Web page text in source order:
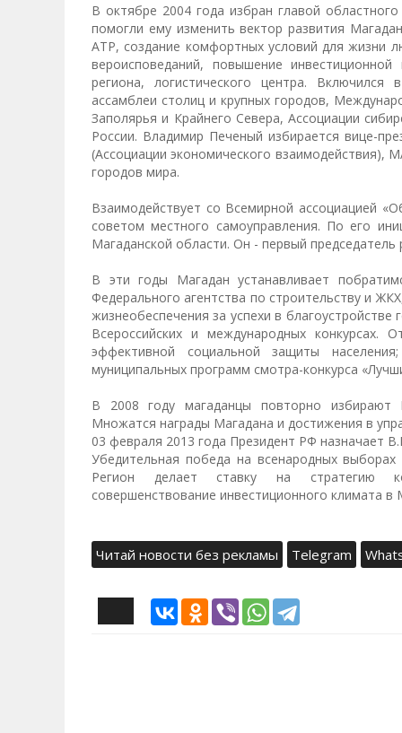
В октябре 2004 года избран главой
помогли ему изменить вектор развития
АТР, создание комфортных условий для жизни
вероисповеданий, повышение
региона, логистического центра.
ассамблеи столиц и крупных городов,
Заполярья и Крайнего Севера, Ассоциации
России. Владимир Печеный избирается вице-
(Ассоциации экономического взаимодействия),
городов мира.
Взаимодействует со Всемирной ассоциацией
советом местного самоуправления. По его
Магаданской области. Он - первый председатель
В эти годы Магадан устанавливает
Федерального агентства по строительству и
жизнеобеспечения за успехи в
Всероссийских и международных конкурсах.
эффективной социальной защиты
муниципальных программ смотра-конкурса
В 2008 году магаданцы повторно избирают
Множатся награды Магадана и достижения в
03 февраля 2013 года Президент РФ назначает
Убедительная победа на всенародных
Регион делает ставку на стратегию
совершенствование инвестиционного климата в
Читай новости без рекламы Telegram